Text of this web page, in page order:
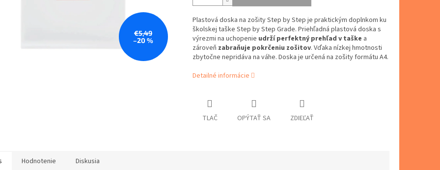
€5,49
–20 %
Plastová doska na zošity Step by Step je praktickým doplnkom ku
školskej taške Step by Step Grade. Priehľadná plastová doska s
výrezmi na uchopenie udrží perfektný prehľad v taške a
zároveň zabraňuje pokrčeniu zošitov. Vďaka nízkej hmotnosti
zbytočne nepridáva na váhe. Doska je určená na zošity formátu A4.
Detailné informácie
TLAČ OPÝTAŤ SA ZDIEĽAŤ
Hodnotenie Diskusia